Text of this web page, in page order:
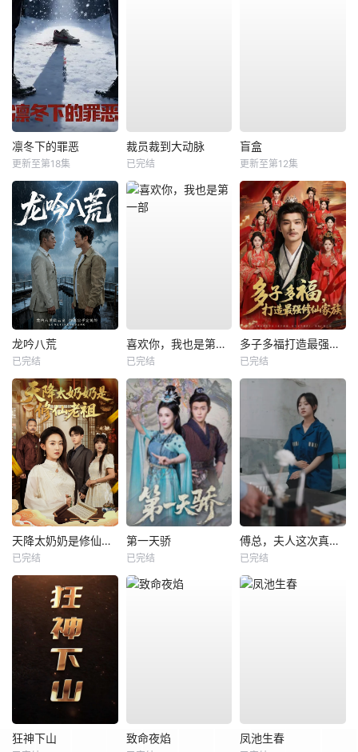
凛冬下的罪恶
更新至第18集
裁员裁到大动脉
已完结
盲盒
更新至第12集
龙吟八荒
已完结
喜欢你，我也是第一部
已完结
多子多福打造最强修仙家族
已完结
天降太奶奶是修仙老祖
已完结
第一天骄
已完结
傅总，夫人这次真的死了
已完结
狂神下山 致命夜焰 凤池生春